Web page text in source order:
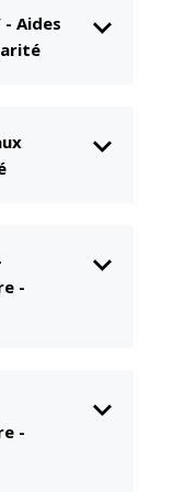
Mac-
/ La
-Aides
-
-